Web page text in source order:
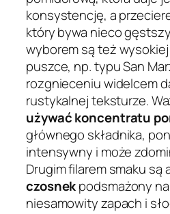
konsystencję, a
który bywa nieco
wyborem są też
puszce, np. typu San
rozgnieceniu widelcem
rustykalnej teksturze.
używać koncentratu
głównego składnika,
intensywny i może
Drugim filarem smaku są
czosnekpodsmażony
niesamowity zapach i